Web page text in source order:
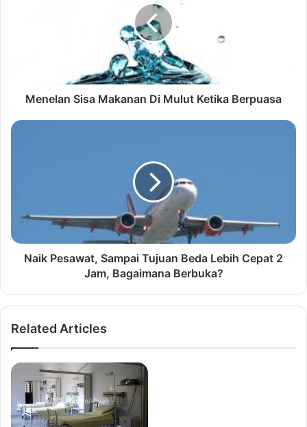
Menelan Sisa Makanan Di Mulut Ketika Berpuasa
Naik Pesawat, Sampai Tujuan Beda Lebih Cepat 2
Jam, Bagaimana Berbuka?
Related Articles